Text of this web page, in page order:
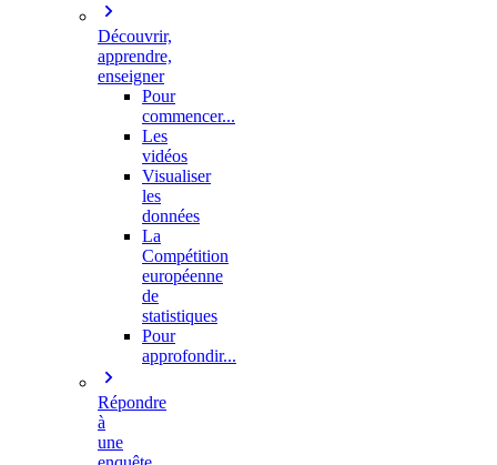
Découvrir,
apprendre,
enseigner
Pour
commencer...
Les
vidéos
Visualiser
les
données
La
Compétition
européenne
de
statistiques
Pour
approfondir...
Répondre
à
une